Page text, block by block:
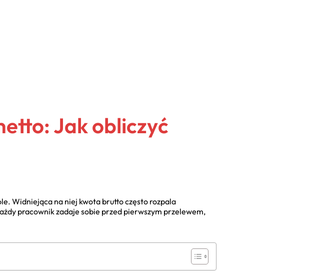
Jak obliczyć
Widniejąca na niej kwota brutto często rozpala
pracownik zadaje sobie przed pierwszym przelewem,